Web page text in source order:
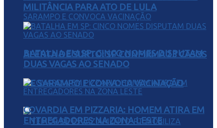
ALERTA DE SURTO: SP CONFIRMA 23 CASOS
DE SARAMPO E CONVOCA VACINAÇÃO
MILITÂNCIA PARA ATO DE LULA
BATALHA EM SP: CINCO NOMES DISPUTAM
DUAS VAGAS AO SENADO
COVARDIA EM PIZZARIA: HOMEM ATIRA EM
ENTREGADORES NA ZONA LESTE